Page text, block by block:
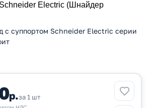
Schneider Electric (Шнайдер
с суппортом Schneider Electric серии
р.за 1 шт